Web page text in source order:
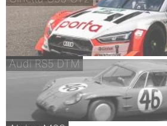
Audi RS5 DTM